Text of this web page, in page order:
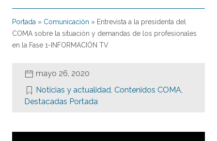
Portada » Comunicación » Entrevista a la presidenta del
COMA sobre la situación y demandas de los profesionales
en la Fase 1-INFORMACIÓN TV
mayo 26, 2020
Noticias y actualidad, Contenidos COMA,
Destacadas Portada